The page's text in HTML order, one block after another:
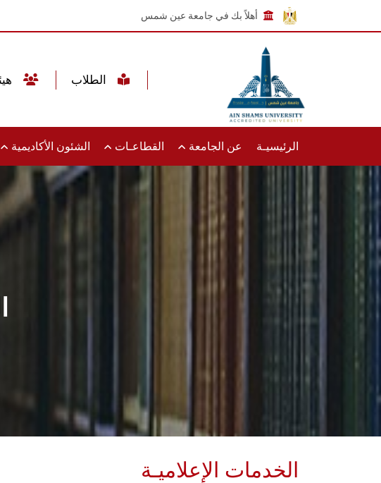
أهلاً بك في جامعة عين شمس
الرئيسيـة عن الجامعة القطاعـات الشئون الأكاديمية
الخدمات الإعلاميـة